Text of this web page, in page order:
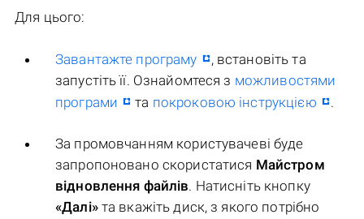
Для цього:
Завантажте програму
, встановіть та
запустіть її. Ознайомтеся з можливостями
програми
та покроковою інструкцією .
За промовчанням користувачеві буде
запропоновано скористатися Майстром
відновлення файлів. Натисніть кнопку
«Далі»та вкажіть диск, з якого потрібно